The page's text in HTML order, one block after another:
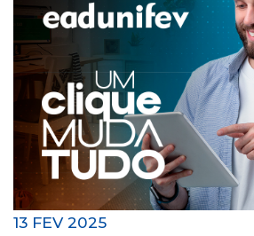
13 FEV 2025